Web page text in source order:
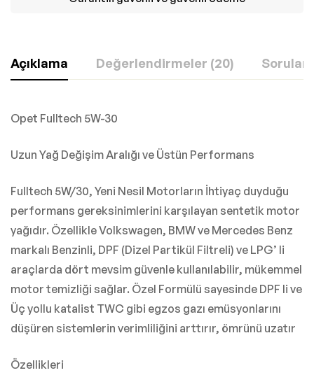
Açıklama Değerlendirmeler (20) Sorular
Opet Fulltech 5W-30
Uzun Yağ Değişim Aralığı ve Üstün Performans
Fulltech 5W/30, Yeni Nesil Motorların İhtiyaç duyduğu
performans gereksinimlerini karşılayan sentetik motor
yağıdır. Özellikle Volkswagen, BMW ve Mercedes Benz
markalı Benzinli, DPF (Dizel Partikül Filtreli) ve LPG’ li
araçlarda dört mevsim güvenle kullanılabilir, mükemmel
motor temizliği sağlar. Özel Formülü sayesinde DPF li ve
Üç yollu katalist TWC gibi egzos gazı emüsyonlarını
düşüren sistemlerin verimliliğini arttırır, ömrünü uzatır
Özellikleri